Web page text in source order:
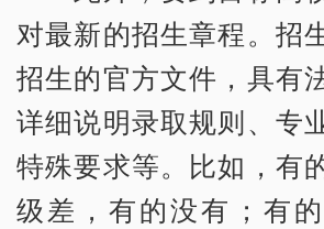
对最新的招生章程。招
招生的官方文件，具有
详细说明录取规则、专
特殊要求等。比如，有
级差，有的没有；有